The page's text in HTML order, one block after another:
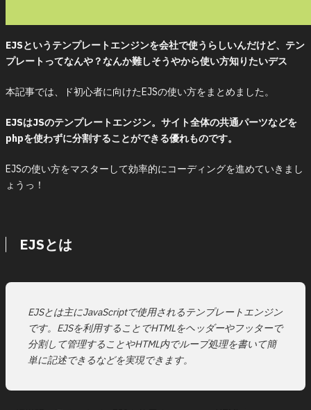
EJSというテンプレートエンジンを会社で使うらしいんだけど、テン
プレートってなんや？なんか難しそうやから使い方知りたいデス
本記事では、ド初心者に向けたEJSの使い方をまとめました。
EJSはJSのテンプレートエンジン。サイト全体の共通パーツなどを
phpを使わずに分割することができる優れものです。
EJSの使い方をマスターして効率的にコーディングを進めていきまし
ょうっ！
EJSとは
EJSとは主にJavaScriptで使用されるテンプレートエンジン
です。EJSを利用することでHTMLをヘッダーやフッターで
分割して管理することやHTML内でループ処理を書いて簡
単に記述できるなどを実現できます。